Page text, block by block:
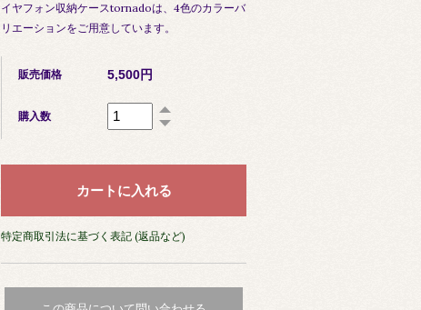
イヤフォン収納ケースtornadoは、4色のカラーバ
リエーションをご用意しています。
販売価格 5,500円
購入数
特定商取引法に基づく表記 (返品など)